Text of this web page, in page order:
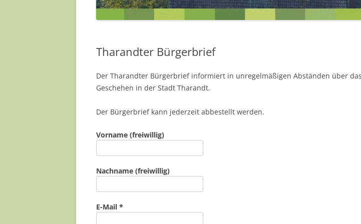
NADJA MÜLLER
PAULA SINAPIUS
YVONNE BARTELD
EINEN BLICK
Tharandter Bürgerbrief
Der Tharandter Bürgerbrief informiert in unregelmäßigen Abständen über
Geschehen in der Stadt Tharandt.
Der Bürgerbrief kann jederzeit abbestellt werden.
Vorname (freiwillig)
Nachname (freiwillig)
E-Mail *